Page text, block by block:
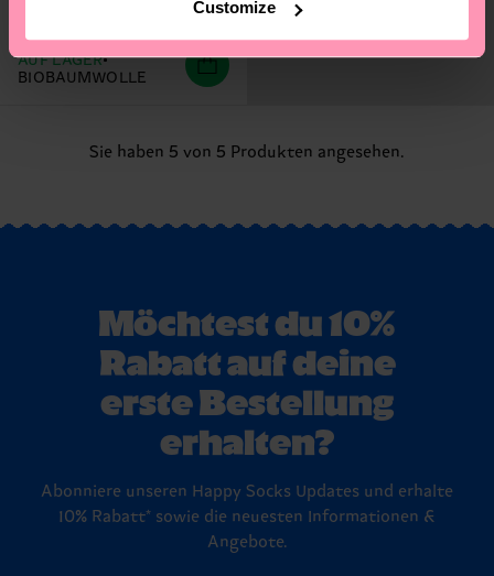
Customize
AUF LAGER
BIOBAUMWOLLE
Sie haben 5 von 5 Produkten angesehen.
Möchtest du 10%
Rabatt auf deine
erste Bestellung
erhalten?
Abonniere unseren Happy Socks Updates und erhalte
10% Rabatt* sowie die neuesten Informationen &
Angebote.